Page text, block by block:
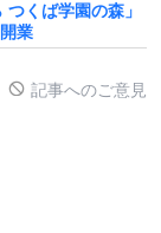
くば学園の森」
業
記事へのご意見